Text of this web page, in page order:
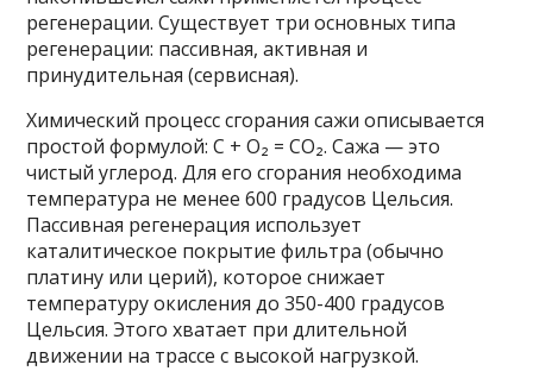
регенерации. Существует три основных типа
регенерации: пассивная, активная и
принудительная (сервисная).
Химический процесс сгорания сажи описывается
простой формулой: C + O₂ = CO₂. Сажа — это
чистый углерод. Для его сгорания необходима
температура не менее 600 градусов Цельсия.
Пассивная регенерация использует
каталитическое покрытие фильтра (обычно
платину или церий), которое снижает
температуру окисления до 350-400 градусов
Цельсия. Этого хватает при длительной
движении на трассе с высокой нагрузкой.